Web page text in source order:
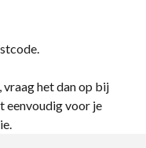
het dan op bij
eenvoudig voor je